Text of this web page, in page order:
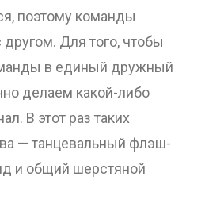
поэтому команды
Для того, чтобы
в единый дружный
делаем какой-либо
В этот раз таких
— танцевальный флэш-
и общий шерстяной